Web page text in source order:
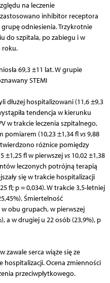
na leczenie
inhibitor receptora
odniesienia. Trzykrotnie
do szpitala, po zabiegu i w
roku.
69,3 ±11 lat. W grupie
STEMI
dłużej hospitalizowani (11,6 ±9,3
tendencja w kierunku
w trakcie leczenia szpitalnego,
pomiarem (10,23 ±1,34 flvs9,88
różnice pomiędzy
±1,25 fl w pierwszejvs10,02 ±1,38
leczonych potrójną terapią
się w trakcie hospitalizacji
fl; p = 0,034). W trakcie 3,5-letniej
Śmiertelność
obu grupach, w pierwszej
a w drugiej u 22 osób (23,9%), p
zawale serca wiąże się ze
hospitalizacji. Ocena zmienności
przeciwpłytkowego.